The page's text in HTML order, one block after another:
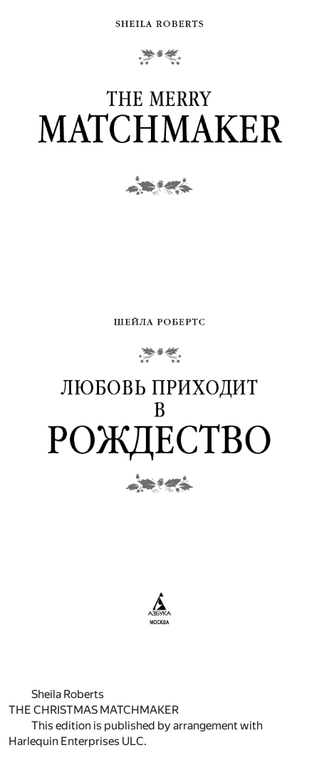
Sheila Roberts
THE CHRISTMAS MATCHMAKER
This edition is published by arrangement with
Harlequin Enterprises ULC.